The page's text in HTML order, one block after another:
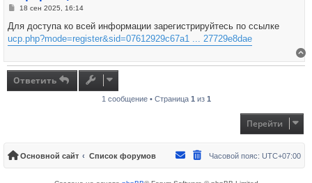
Сообщение
18 сен 2025, 16:14
Для доступа ко всей информации зарегистрируйтесь по ссылке
ucp.php?mode=register&sid=07612929c67a1 ... 27729e8dae
Ответить
1 сообщение • Страница 1 из 1
Перейти
Основной сайт Список форумов Часовой пояс: UTC+07:00